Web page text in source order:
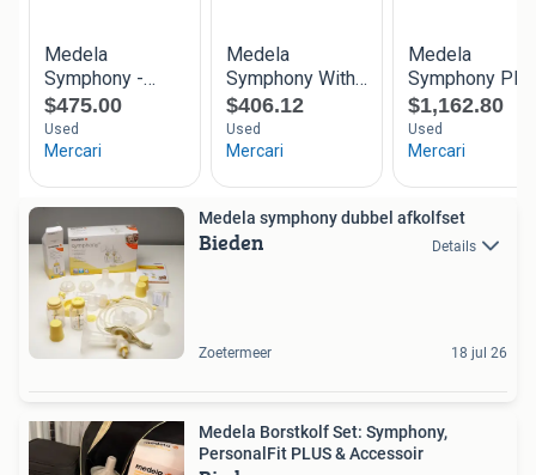
Medela symphony dubbel afkolfset
Bieden Details
Zoetermeer 18 jul 26
Medela Borstkolf Set: Symphony,
PersonalFit PLUS & Accessoir